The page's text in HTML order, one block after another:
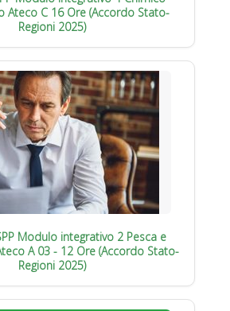
Ateco C 16 Ore (Accordo Stato-
Regioni 2025)
Modulo integrativo 2 Pesca e
A 03 - 12 Ore (Accordo Stato-
Regioni 2025)